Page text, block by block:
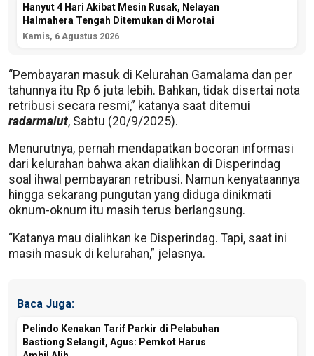
Hanyut 4 Hari Akibat Mesin Rusak, Nelayan
Halmahera Tengah Ditemukan di Morotai
Kamis, 6 Agustus 2026
“Pembayaran masuk di Kelurahan Gamalama dan per
tahunnya itu Rp 6 juta lebih. Bahkan, tidak disertai nota
retribusi secara resmi,” katanya saat ditemui
radarmalut, Sabtu (20/9/2025).
Menurutnya, pernah mendapatkan bocoran informasi
dari kelurahan bahwa akan dialihkan di Disperindag
soal ihwal pembayaran retribusi. Namun kenyataannya
hingga sekarang pungutan yang diduga dinikmati
oknum-oknum itu masih terus berlangsung.
“Katanya mau dialihkan ke Disperindag. Tapi, saat ini
masih masuk di kelurahan,” jelasnya.
Baca Juga:
Pelindo Kenakan Tarif Parkir di Pelabuhan
Bastiong Selangit, Agus: Pemkot Harus